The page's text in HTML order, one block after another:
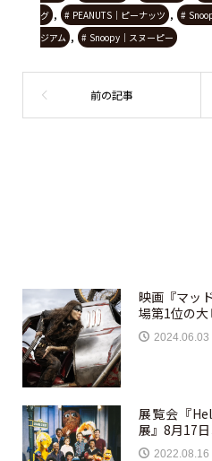
グ , PEANUTS｜ピーナッツ ,
ジアム , Snoopy｜スヌーピー
映画『マッ
場第1位の大
2024.06.03
展覧会『
展』8月17日
2022.08.16